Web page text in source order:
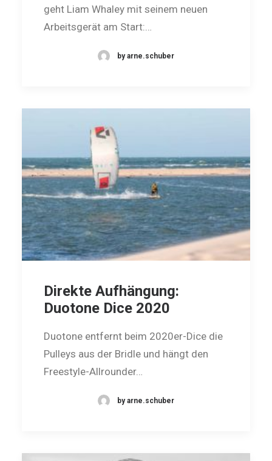
geht Liam Whaley mit seinem neuen
Arbeitsgerät am Start:…
by arne.schuber
Direkte Aufhängung:
Duotone Dice 2020
Duotone entfernt beim 2020er-Dice die
Pulleys aus der Bridle und hängt den
Freestyle-Allrounder…
by arne.schuber